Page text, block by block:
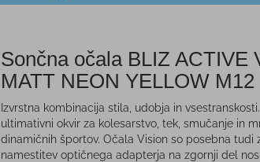
Sončna očala BLIZ ACTIVE
MATT NEON YELLOW M12
Izvrstna kombinacija stila, udobja in
ultimativni okvir za kolesarstvo, tek, smučanje in
dinamičnih športov. Očala Vision so posebna tudi
namestitev optičnega adapterja na zgornji del